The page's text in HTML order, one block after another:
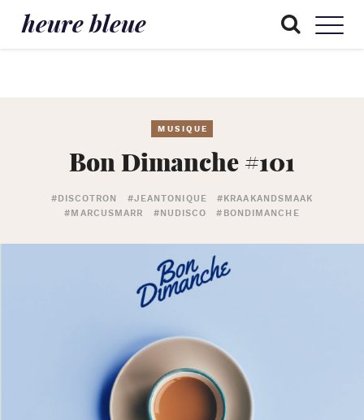
heure bleue
MUSIQUE
Bon Dimanche #101
#DISCOTRON #JEANTONIQUE
#KRAAKANDSMAAK
#MARCUSMARR
#NUDISCO #BONDIMANCHE